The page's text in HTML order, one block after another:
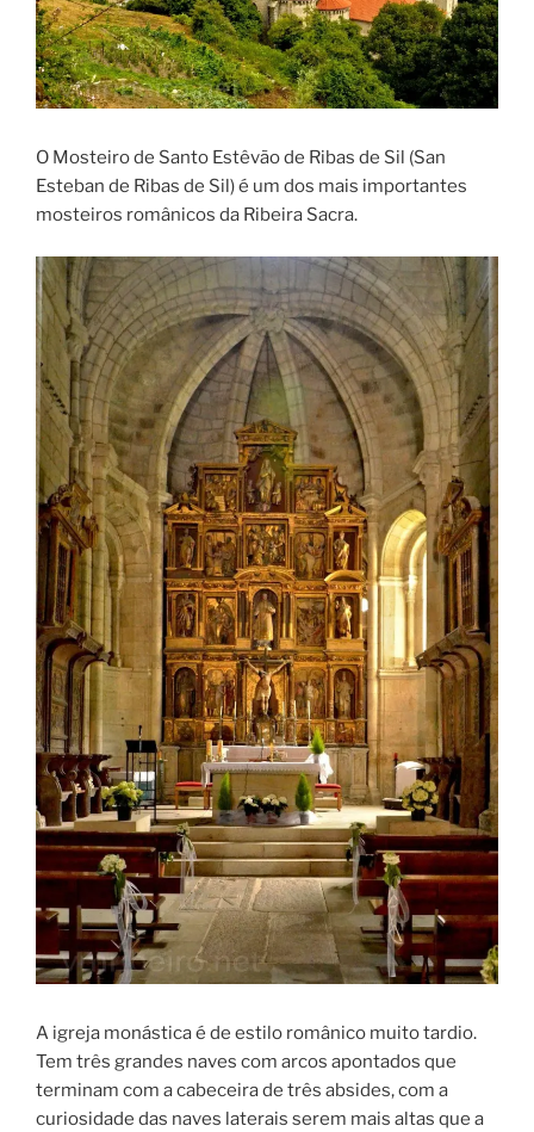
O Mosteiro de Santo Estêvão de Ribas de Sil (San
Esteban de Ribas de Sil) é um dos mais importantes
mosteiros românicos da Ribeira Sacra.
A igreja monástica é de estilo românico muito tardio.
Tem três grandes naves com arcos apontados que
terminam com a cabeceira de três absides, com a
curiosidade das naves laterais serem mais altas que a